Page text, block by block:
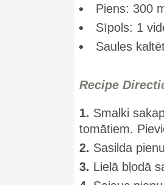
Piens: 300
Sīpols: 1
Saules
Recipe
1. Smalki
tomātiem.
2. Sasilda
3. Lielā bļodā